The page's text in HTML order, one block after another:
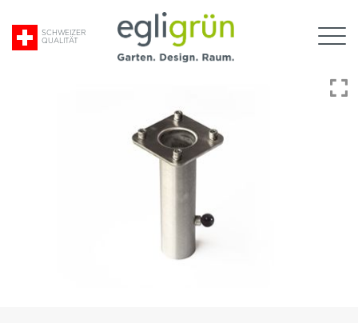
SCHWEIZER
QUALITÄT